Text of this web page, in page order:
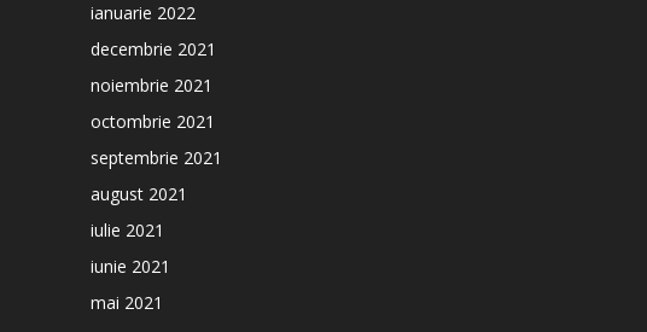
ianuarie 2022
decembrie 2021
noiembrie 2021
octombrie 2021
septembrie 2021
august 2021
iulie 2021
iunie 2021
mai 2021